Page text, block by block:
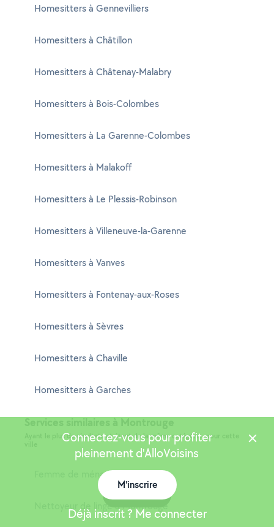
Homesitters à Gennevilliers
Homesitters à Châtillon
Homesitters à Châtenay-Malabry
Homesitters à Bois-Colombes
Homesitters à La Garenne-Colombes
Homesitters à Malakoff
Homesitters à Le Plessis-Robinson
Homesitters à Villeneuve-la-Garenne
Homesitters à Vanves
Homesitters à Fontenay-aux-Roses
Homesitters à Sèvres
Homesitters à Chaville
Homesitters à Garches
Services similaires à Montrouge
Ayant le plus de résultats et étant de la même catégorie, pour cette
Femme de ménage à Montrouge
Nettoyeur de linge à Montrouge
Connectez-vous pour profiter
pleinement d'AlloVoisins
M'inscrire
Déjà inscrit ? Me connecter